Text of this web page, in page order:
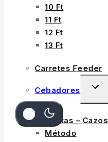
10 Ft
11 Ft
12 Ft
13 Ft
Carretes Feeder
Cebadores
Cestas – Cazos
Método